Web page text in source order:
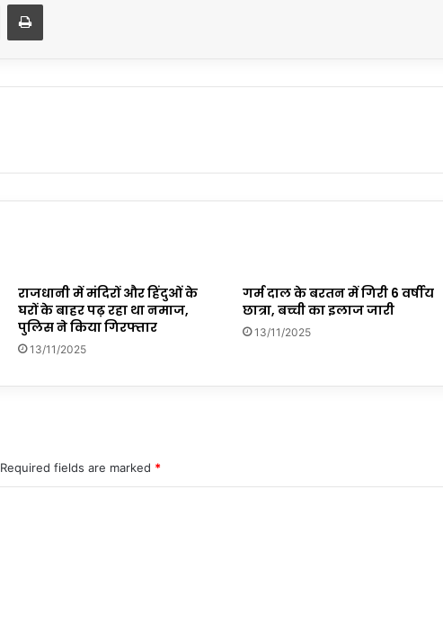
राजधानी में मंदिरों और हिंदुओं के
घरों के बाहर पढ़ रहा था नमाज,
पुलिस ने किया गिरफ्तार
13/11/2025
गर्म दाल के बरतन में गिरी 6 वर्षीय
छात्रा, बच्ची का इलाज जारी
13/11/2025
Required fields are marked *